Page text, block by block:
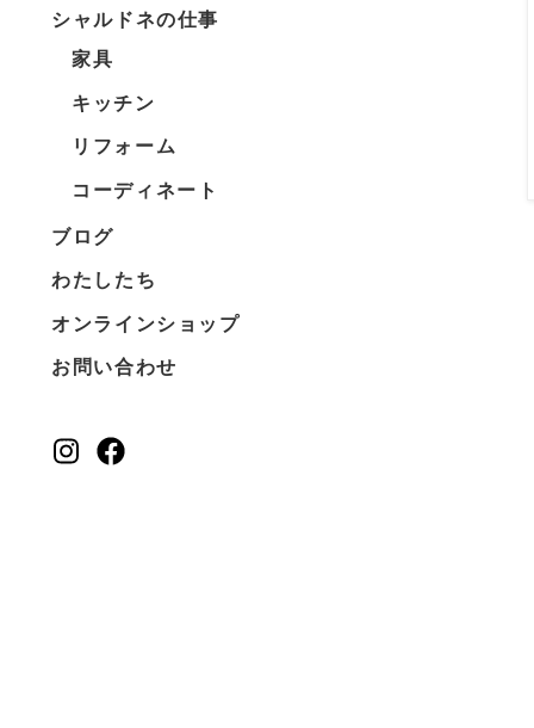
シャルドネの仕事
家具
キッチン
リフォーム
コーディネート
ブログ
わたしたち
オンラインショップ
お問い合わせ